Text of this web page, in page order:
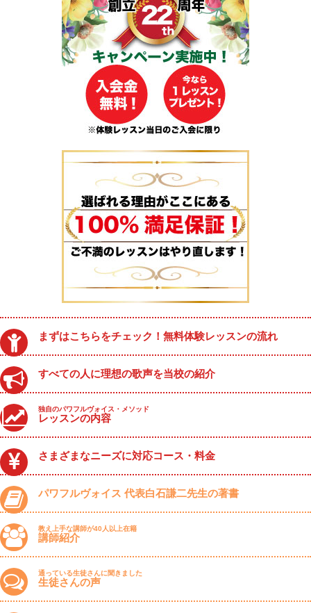
まずはこちらをチェック！無料体験レッスンの流れ
すべての人に理想の歌声を当校の紹介
独自のパワフルヴォイス・メソッド
レッスンの内容
さまざまなニーズに対応コース・料金
パワフルヴォイス 代表白石謙二先生の著書
教え上手な講師が40人以上在籍
講師紹介
通っている生徒さんに聞きました
生徒さんの声